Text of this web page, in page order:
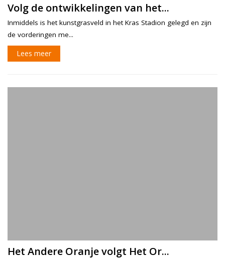
Volg de ontwikkelingen van het...
Inmiddels is het kunstgrasveld in het Kras Stadion gelegd en zijn
de vorderingen me...
Lees meer
Het Andere Oranje volgt Het Or...